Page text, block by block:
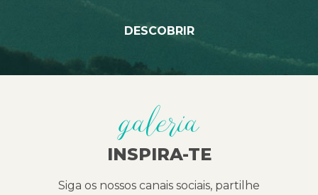
DESCOBRIR
galeria
INSPIRA-TE
Siga os nossos canais sociais, partilhe